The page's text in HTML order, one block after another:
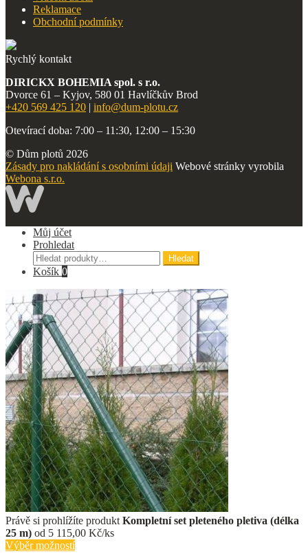
Reklamace
Obchodní podmínky
Rychlý kontakt
DIRICKX BOHEMIA spol. s r.o.
Dvorce 61 – Kyjov, 580 01 Havlíčkův Brod
+420 569 425 120 | info@dum-plotu.cz
Otevírací doba: 7:00 – 11:30, 12:00 – 15:30
© Dům plotů 2026
Zásady pro nakládání s osobními údaji Webové stránky vyrobila
Webona s.r.o.
Můj účet
Prohledat
Hledat:
Hledat
Košík 0
Právě si prohlížíte produkt Kompletní set pleteného pletiva (délka
25 m) od 5 115,00 Kč/ks
Výběr možností